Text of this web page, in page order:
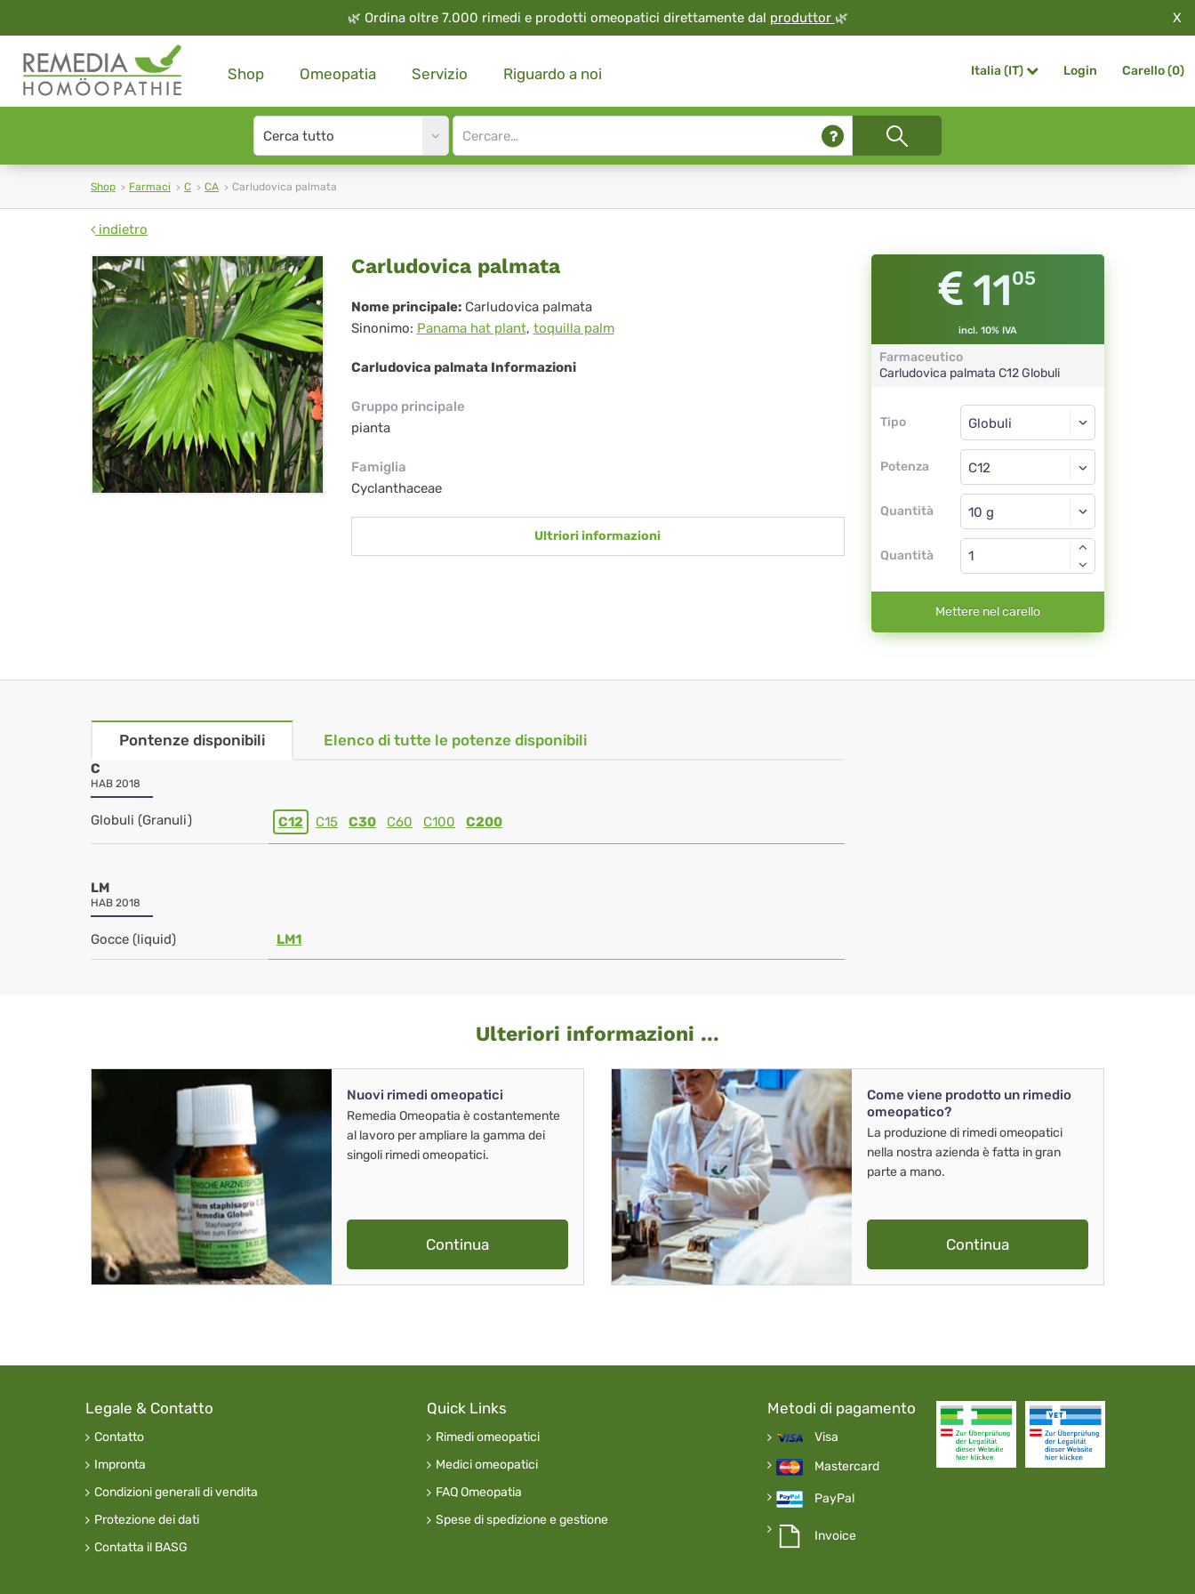
🌿 Ordina oltre 7.000 rimedi e prodotti omeopatici direttamente dal produttor 🌿 X
Shop Omeopatia Servizio Riguardo a noi Italia (IT) Login Carello (0)
Search
type
Site
search
Shop Farmaci C CA Carludovica palmata
indietro
Carludovica
palmata
Carludovica palmata
Nome principale: Carludovica palmata
Sinonimo: Panama hat plant, toquilla palm
Carludovica palmata Informazioni
Gruppo principale
pianta
Famiglia
Cyclanthaceae
Ultriori informazioni
1105
incl. 10% IVA
Farmaceutico
Carludovica palmata C12 Globuli
Tipo
Tipo
Potenza
Globuli
C12
Quantità
Globuli
Quantità
Mettere nel carello
Pontenze disponibili Elenco di tutte le potenze disponibili
C
HAB 2018
Globuli (Granuli) C12 C15 C30 C60 C100 C200
LM
HAB 2018
Gocce (liquid) LM1
Ulteriori informazioni ...
Nuovi rimedi omeopatici
Remedia Omeopatia è costantemente
al lavoro per ampliare la gamma dei
singoli rimedi omeopatici.
Continua
Come viene prodotto un rimedio
omeopatico?
La produzione di rimedi omeopatici
nella nostra azienda è fatta in gran
parte a mano.
Continua
Legale & Contatto
Contatto
Impronta
Condizioni generali di vendita
Protezione dei dati
Contatta il BASG
Quick Links
Rimedi omeopatici
Medici omeopatici
FAQ Omeopatia
Spese di spedizione e gestione
Metodi di pagamento
Visa
Mastercard
PayPal
Invoice